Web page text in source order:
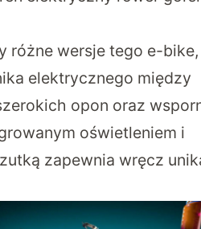
różne wersje tego e-
elektrycznego między
opon oraz
oświetleniem i
zapewnia wręcz